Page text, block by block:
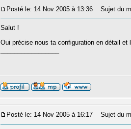
Posté le: 14 Nov 2005 à 13:36 Sujet du
Salut !
Oui précise nous ta configuration en détail
Posté le: 14 Nov 2005 à 16:17 Sujet du